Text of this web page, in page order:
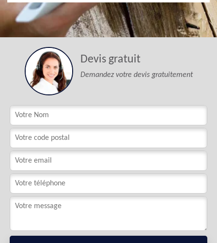
Devis gratuit
Demandez votre devis gratuitement